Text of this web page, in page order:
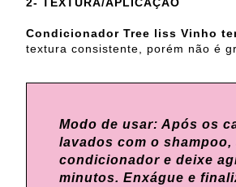
Condicionador Tree liss Vinho
textura consistente, porém não é
Modo de usar: Após os
lavados com o shampoo,
condicionador e deixe
minutos. Enxágue e